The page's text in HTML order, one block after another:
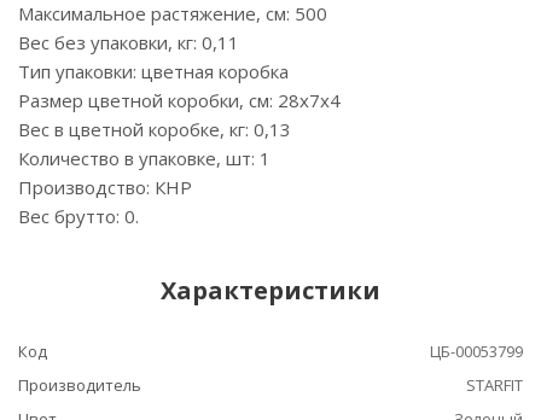
Максимальное растяжение, см: 500
Вес без упаковки, кг: 0,11
Тип упаковки: цветная коробка
Размер цветной коробки, см: 28х7х4
Вес в цветной коробке, кг: 0,13
Количество в упаковке, шт: 1
Производство: КНР
Вес брутто: 0.
Характеристики
Код
ЦБ-00053799
Производитель
STARFIT